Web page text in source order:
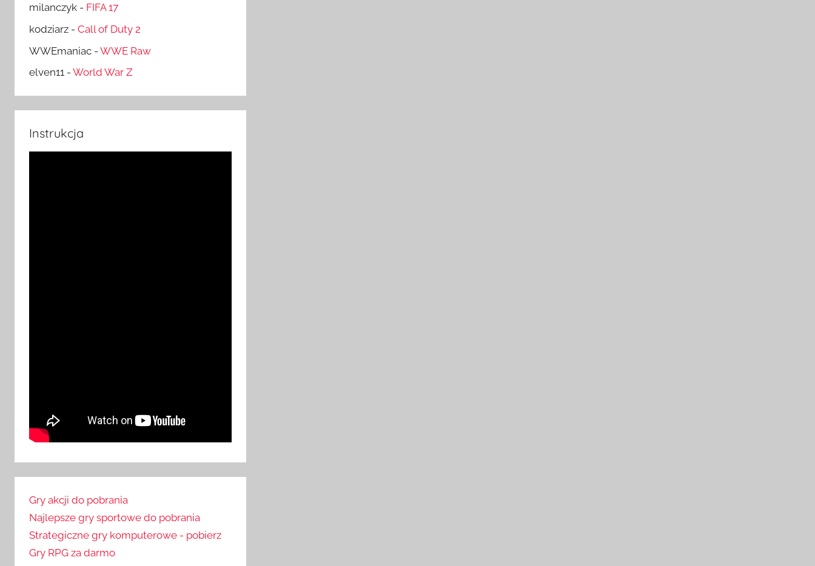
milanczyk - FIFA 17
kodziarz - Call of Duty 2
WWEmaniac - WWE Raw
elven11 - World War Z
Instrukcja
Gry akcji do pobrania
Najlepsze gry sportowe do pobrania
Strategiczne gry komputerowe - pobierz
Gry RPG za darmo